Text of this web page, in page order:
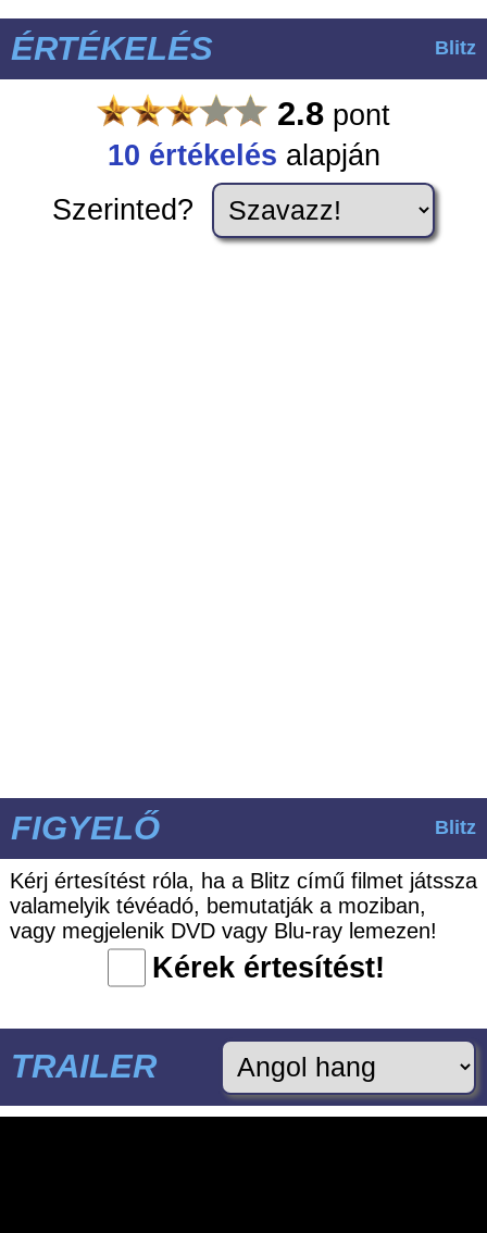
ÉRTÉKELÉS Blitz
2.8 pont
10 értékelés alapján
Szerinted?
FIGYELŐ Blitz
Kérj értesítést róla, ha a Blitz című filmet játssza
valamelyik tévéadó, bemutatják a moziban,
vagy megjelenik DVD vagy Blu-ray lemezen!
Kérek értesítést!
TRAILER